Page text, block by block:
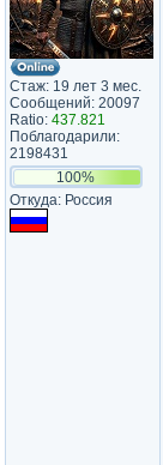
Стаж: 19 лет 3 мес.
Сообщений: 20097
Ratio: 437.821
Поблагодарили:
2198431
100%
Откуда: Россия